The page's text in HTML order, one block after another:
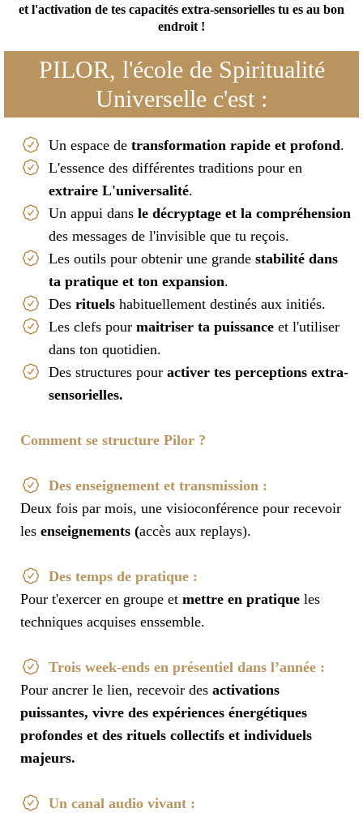
et l'activation de tes capacités extra-sensorielles tu es au bon
endroit !
PILOR, l'école de Spiritualité
Universelle c'est :
Un espace de transformation rapide et profond.
L'essence des différentes traditions pour en
extraire L'universalité.
Un appui dans le décryptage et la compréhension
des messages de l'invisible que tu reçois.
Les outils pour obtenir une grande stabilité dans
ta pratique et ton expansion.
Des rituels habituellement destinés aux initiés.
Les clefs pour maitriser ta puissance et l'utiliser
dans ton quotidien.
Des structures pour activer tes perceptions extra-
sensorielles.
Comment se structure Pilor ?
Des enseignement et transmission :
Deux fois par mois, une visioconférence pour recevoir
les enseignements (accès aux replays).
Des temps de pratique :
Pour t'exercer en groupe et mettre en pratique les
techniques acquises enssemble.
Trois week-ends en présentiel dans l’année :
Pour ancrer le lien, recevoir des activations
puissantes, vivre des expériences énergétiques
profondes et des rituels collectifs et individuels
majeurs.
Un canal audio vivant :